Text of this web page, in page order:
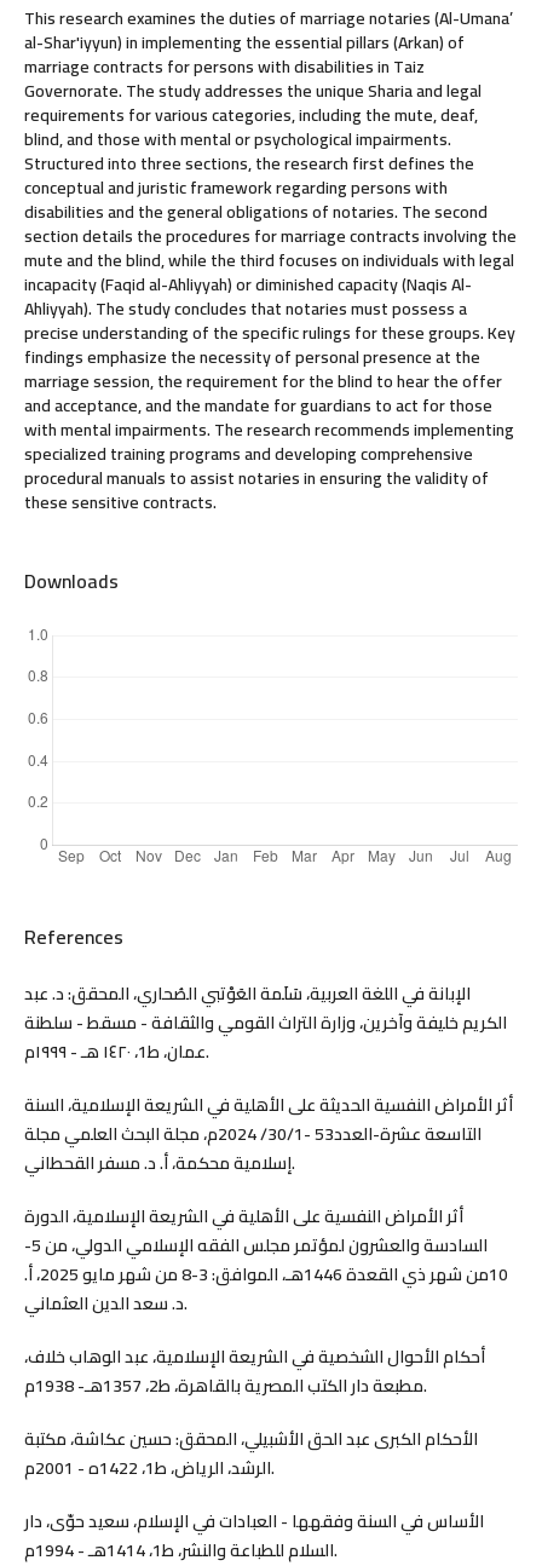
This research examines the duties of marriage notaries (Al-Umana’
al-Shar'iyyun) in implementing the essential pillars (Arkan) of
marriage contracts for persons with disabilities in Taiz
Governorate. The study addresses the unique Sharia and legal
requirements for various categories, including the mute, deaf,
blind, and those with mental or psychological impairments.
Structured into three sections, the research first defines the
conceptual and juristic framework regarding persons with
disabilities and the general obligations of notaries. The second
section details the procedures for marriage contracts involving the
mute and the blind, while the third focuses on individuals with legal
incapacity (Faqid al-Ahliyyah) or diminished capacity (Naqis Al-
Ahliyyah). The study concludes that notaries must possess a
precise understanding of the specific rulings for these groups. Key
findings emphasize the necessity of personal presence at the
marriage session, the requirement for the blind to hear the offer
and acceptance, and the mandate for guardians to act for those
with mental impairments. The research recommends implementing
specialized training programs and developing comprehensive
procedural manuals to assist notaries in ensuring the validity of
these sensitive contracts.
Downloads
References
الإبانة في اللغة العربية، سَلَمة العَوْتبي الصُحاري، المحقق: د. عبد
الكريم خليفة وآخرين، وزارة التراث القومي والثقافة - مسقط - سلطنة
عمان، ط1، ١٤٢٠ هـ - ١٩٩٩م.
أثر الأمراض النفسية الحديثة على الأهلية في الشريعة الإسلامية، السنة
التاسعة عشرة-العدد53 -30/1/ 2024م، مجلة البحث العلمي مجلة
إسلامية محكمة، أ. د. مسفر القحطاني.
أثر الأمراض النفسية على الأهلية في الشريعة الإسلامية، الدورة
السادسة والعشرون لمؤتمر مجلس الفقه الإسلامي الدولي، من 5-
10من شهر ذي القعدة 1446هـ، الموافق: 3-8 من شهر مايو 2025، أ.
د. سعد الدين العثماني.
أحكام الأحوال الشخصية في الشريعة الإسلامية، عبد الوهاب خلاف،
مطبعة دار الكتب المصرية بالقاهرة، ط2، 1357هـ- 1938م.
الأحكام الكبرى عبد الحق الأشبيلي، المحقق: حسين عكاشة، مكتبة
الرشد، الرياض، ط1، 1422ه - 2001م.
الأساس في السنة وفقهها - العبادات في الإسلام، سعيد حوّى، دار
السلام للطباعة والنشر، ط1، 1414هـ - 1994م.